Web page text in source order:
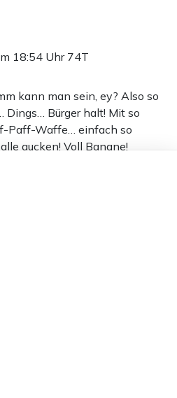
18:54 Uhr 74T
kann man sein, ey? Also so
Dings… Bürger halt! Mit so
Paff-Waffe… einfach so
gucken! Voll Banane!